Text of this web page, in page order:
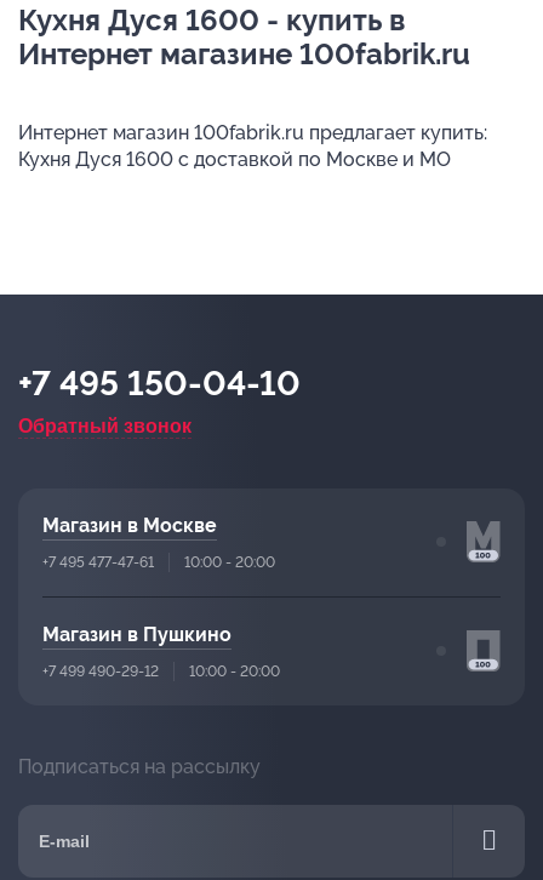
Кухня Дуся 1600 - купить в
Интернет магазине 100fabrik.ru
Интернет магазин 100fabrik.ru предлагает купить:
Кухня Дуся 1600 с доставкой по Москве и МО
+7 495 150-04-10
Обратный звонок
Магазин в Москве
+7 495 477-47-61 10:00 - 20:00
Магазин в Пушкино
+7 499 490-29-12 10:00 - 20:00
Подписаться на рассылку